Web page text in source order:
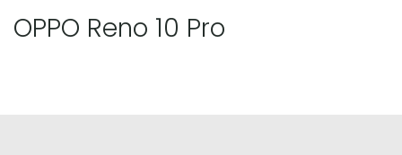
OPPO Reno 10 Pro